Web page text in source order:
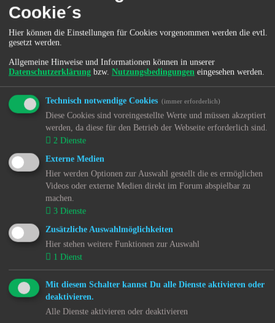
Routenplaner Ihre Daten verwenden sowie die
Datenschutzerklärung von Google finden Sie unter:
https://www.google.com/intl/de_de/help/terms_maps.html
Datenschutzerklärung für die "Google
Remarketing" und "Ähnliche Zielgruppen"-
Funktion der Google Inc.
Diese Website verwendet die Remarketing- bzw. "Ähnliche
Zielgruppen"-Funktion der Google Inc., 1600 Amphitheatre
Parkway, Mountain View, CA 94043, United States ("Google"). Sie
können so zielgerichtet mit Werbung angesprochen werden, indem
personalisierte und interessenbezogene Anzeigen geschaltet werden,
wenn Sie andere Webseiten im sog. "Google Display-Netzwerk"
besuchen. "Google Remarketing" bzw. die Funktion "Ähnliche
Zielgruppen" verwendet dafür sog. "Cookies", Textdateien, die auf
Ihrem Computer gespeichert werden und die eine Analyse der
Benutzung der Website durch Sie ermöglichen. Über diese
die Nutzung der Website erfasst. Personenbezogene Daten werden
dabei nicht gespeichert. Besuchen Sie eine andere Webseite im sog.
"Google Display-Netzwerk" werden Ihnen ggf.
Informationsbereiche berücksichtigen.
Sie können das "Google Remarketing" bzw. die "Ähnliche
Cookie´s
Hier können die Einstellungen für Cookies vorgenommen werden die evtl.
gesetzt werden.
Allgemeine Hinweise und Informationen können in unserer
Datenschutzerklärung bzw. Nutzungsbedingungen eingesehen werden.
Technisch notwendige Cookies (immer erforderlich)
Diese Cookies sind voreingestellte Werte und müssen akzeptiert
werden, da diese für den Betrieb der Webseite erforderlich sind.
2 Dienste
Externe Medien
Hier werden Optionen zur Auswahl gestellt die es ermöglichen
Videos oder externe Medien direkt im Forum abspielbar zu
machen.
3 Dienste
Zusätzliche Auswahlmöglichkeiten
Hier stehen weitere Funktionen zur Auswahl
1 Dienst
Mit diesem Schalter kannst Du alle Dienste aktivieren oder
deaktivieren.
Alle Dienste aktivieren oder deaktivieren